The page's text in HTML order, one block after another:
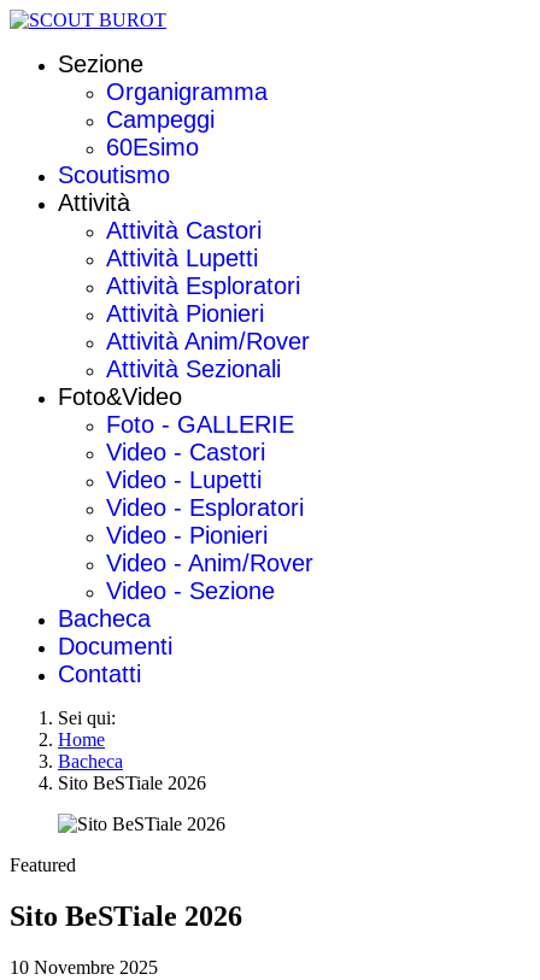
Sezione
Organigramma
Campeggi
60Esimo
Scoutismo
Attività
Attività Castori
Attività Lupetti
Attività Esploratori
Attività Pionieri
Attività Anim/Rover
Attività Sezionali
Foto&Video
Foto - GALLERIE
Video - Castori
Video - Lupetti
Video - Esploratori
Video - Pionieri
Video - Anim/Rover
Video - Sezione
Bacheca
Documenti
Contatti
Sei qui:
Home
Bacheca
Sito BeSTiale 2026
Featured
Sito BeSTiale 2026
10 Novembre 2025